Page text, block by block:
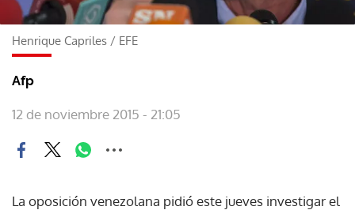
Henrique Capriles / EFE
Afp
12 de noviembre 2015 - 21:05
La oposición venezolana pidió este jueves investigar el